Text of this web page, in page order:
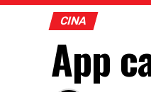
CINA
App